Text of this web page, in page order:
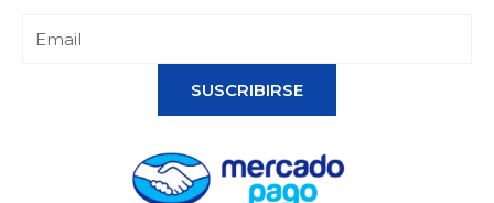
SUSCRIBIRSE